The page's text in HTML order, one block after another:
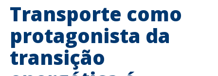
Transporte como
protagonista da
transição